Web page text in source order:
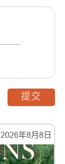
2026年8月8日
提交